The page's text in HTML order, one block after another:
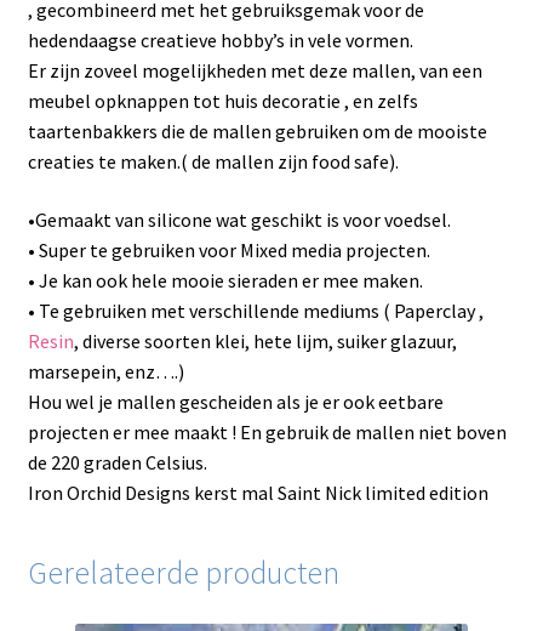
, gecombineerd met het gebruiksgemak voor de
hedendaagse creatieve hobby’s in vele vormen.
Er zijn zoveel mogelijkheden met deze mallen, van een
meubel opknappen tot huis decoratie , en zelfs
taartenbakkers die de mallen gebruiken om de mooiste
creaties te maken.( de mallen zijn food safe).
•Gemaakt van silicone wat geschikt is voor voedsel.
• Super te gebruiken voor Mixed media projecten.
• Je kan ook hele mooie sieraden er mee maken.
• Te gebruiken met verschillende mediums ( Paperclay ,
Resin, diverse soorten klei, hete lijm, suiker glazuur,
marsepein, enz….)
Hou wel je mallen gescheiden als je er ook eetbare
projecten er mee maakt ! En gebruik de mallen niet boven
de 220 graden Celsius.
Iron Orchid Designs kerst mal Saint Nick limited edition
Gerelateerde producten